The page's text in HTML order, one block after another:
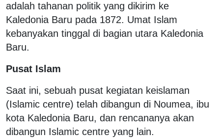
adalah tahanan politik yang dikirim ke
Kaledonia Baru pada 1872. Umat Islam
kebanyakan tinggal di bagian utara Kaledonia
Baru.
Pusat Islam
Saat ini, sebuah pusat kegiatan keislaman
(Islamic centre) telah dibangun di Noumea, ibu
kota Kaledonia Baru, dan rencananya akan
dibangun Islamic centre yang lain.